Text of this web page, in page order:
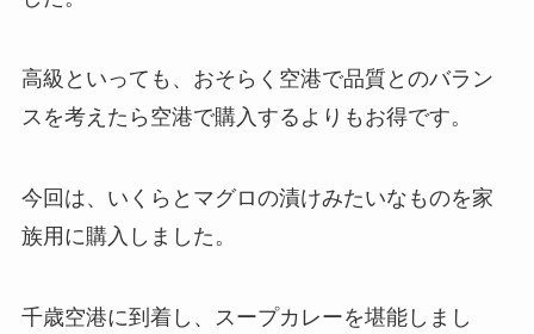
高級といっても、おそらく空港で品質とのバラン
スを考えたら空港で購入するよりもお得です。
今回は、いくらとマグロの漬けみたいなものを家
族用に購入しました。
千歳空港に到着し、スープカレーを堪能しまし